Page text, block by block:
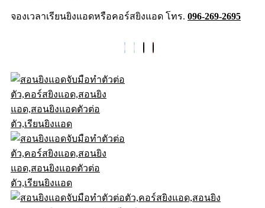
จองเวลาเรียนยิงแอดหรือคอร์สยิงแอด โทร. 096-269-2695